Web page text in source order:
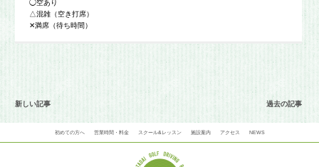
◯空あり
△混雑（空き打席）
✕満席（待ち時間）
新しい記事 過去の記事
初めての方へ 営業時間・料金 スクール&レッスン 施設案内 アクセス NEWS